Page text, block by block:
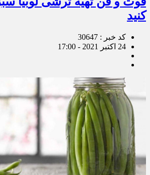
کنید
کد خبر : 30647
24 اکتبر 2021 - 17:00